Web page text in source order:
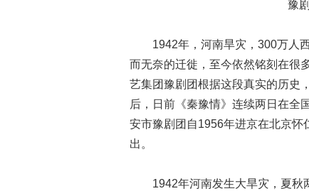
豫剧
1942年，河南旱灾，300万人西
而无奈的迁徙，至今依然铭刻在很
艺集团豫剧团根据这段真实的历史
后，日前《秦豫情》连续两日在
安市豫剧团自1956年进京在北京
出。
1942年河南发生大旱灾，夏秋